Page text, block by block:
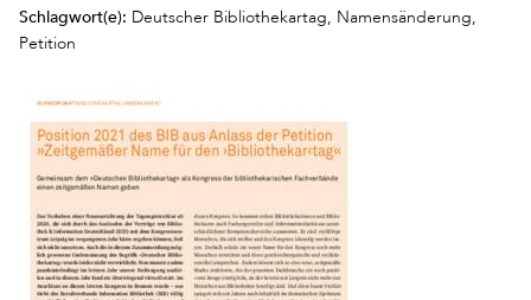
Schlagwort(e): Deutscher Bibliothekartag, Namensänderung,
Petition